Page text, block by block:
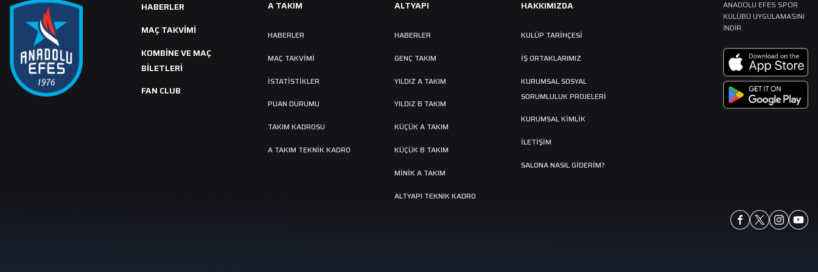
HABERLER
MAÇ TAKVIMI
KOMBİNE VE MAÇ
BİLETLERİ
FAN CLUB
A TAKIM
HABERLER
MAÇ TAKVIMI
İSTATİSTİKLER
PUAN DURUMU
TAKIM KADROSU
A TAKIM TEKNİK KADRO
ALTYAPI
HABERLER
GENÇ TAKIM
YILDIZ A TAKIM
YILDIZ B TAKIM
KÜÇÜK A TAKIM
KÜÇÜK B TAKIM
MINIK A TAKIM
ALTYAPI TEKNIK KADRO
HAKKIMIZDA
KULÜP TARIHÇESI
İŞ ORTAKLARIMIZ
KURUMSAL SOSYAL
SORUMLULUK PROJELERİ
KURUMSAL KİMLİK
İLETİŞİM
SALONA NASIL GIDERIM?
ANADOLU EFES SPOR
KULÜBÜ UYGULAMASINI
İNDIR: